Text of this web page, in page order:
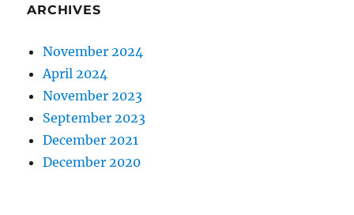
ARCHIVES
November 2024
April 2024
November 2023
September 2023
December 2021
December 2020